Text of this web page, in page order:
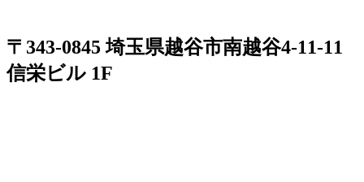
〒343-0845 埼玉県越谷市南越谷4-11-11
信栄ビル 1F